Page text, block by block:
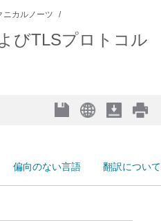
ニカルノーツ
びTLSプロトコル
偏向のない言語
翻訳について